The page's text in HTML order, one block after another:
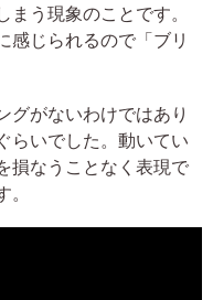
う現象のことです。
感じられるので「ブリ
がないわけではあり
らいでした。動いてい
損なうことなく表現で